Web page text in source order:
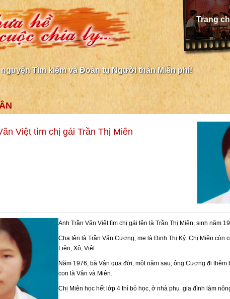
Trang
Tìm kiếm và Đoàn tụ Người thân Miễn phí!
Việt tìm chị gái Trần Thị Miên
Anh Trần Văn Việt tìm chị gái tên là Trần Thị Miên, sinh năm
Cha tên là Trần Văn Cương, mẹ là Đinh Thị Kỷ. Chị Miên còn
Liên, Xô, Việt.
Năm 1976, bà Vân qua đời, một năm sau, ông Cương đi
con là Vân và Miên.
Chị Miên học hết lớp 4 thì bỏ học, ở nhà phụ gia đình làm